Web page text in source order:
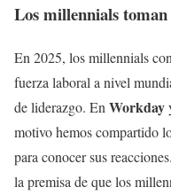
Los millennials
En 2025, los millennials
fuerza laboral a nivel
de liderazgo. En Workday
motivo hemos compartido
para conocer sus
la premisa de que los